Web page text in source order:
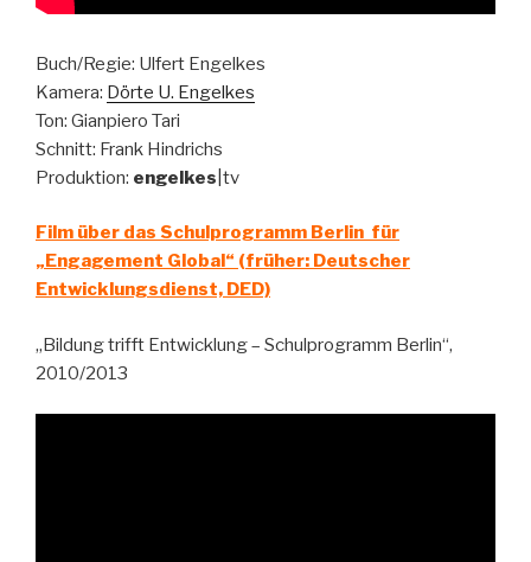
Buch/Regie: Ulfert Engelkes
Kamera: Dörte U. Engelkes
Ton: Gianpiero Tari
Schnitt: Frank Hindrichs
Produktion: engelkes |tv
Film über das Schulprogramm Berlin für
„Engagement Global“ (früher: Deutscher
Entwicklungsdienst, DED)
„Bildung trifft Entwicklung – Schulprogramm Berlin“,
2010/2013